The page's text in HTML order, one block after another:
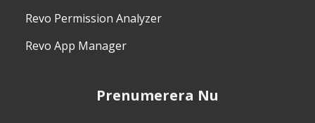
Revo Permission Analyzer
Revo App Manager
Prenumerera Nu